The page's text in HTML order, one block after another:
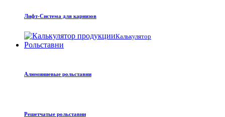
Лифт-Система для карнизов
Калькулятор
Рольставни
Алюминиевые рольставни
Решетчатые рольставни